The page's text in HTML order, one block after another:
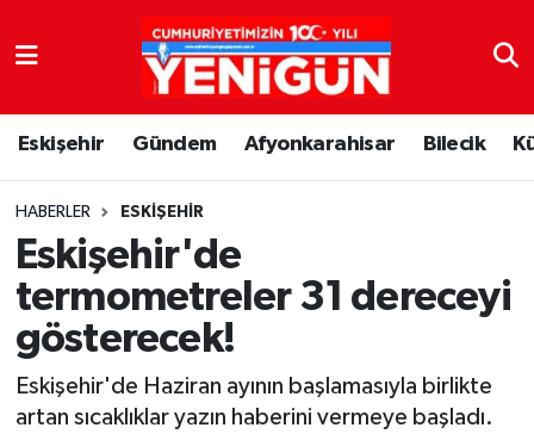
Eskişehir Gündem Afyonkarahisar Bilecik
HABERLER ESKIŞEHIR
Eskişehir'de
termometreler 31 dereceyi
gösterecek!
Eskişehir'de Haziran ayının başlamasıyla birlikte
artan sıcaklıklar yazın haberini vermeye başladı.
Nöbetçi Eczaneler
Hava Durumu
Trafik Durumu
Süper Lig Puan Durumu ve Fikstür
Tüm Manşetler
Son Dakika Haberleri